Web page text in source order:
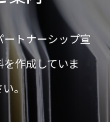
トナーシップ宣
作成していま
い。